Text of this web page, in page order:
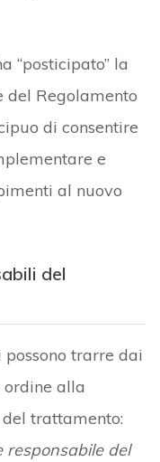
“posticipato” la
Regolamento
di consentire
e
al nuovo
del
trarre dai
alla
trattamento:
responsabile del